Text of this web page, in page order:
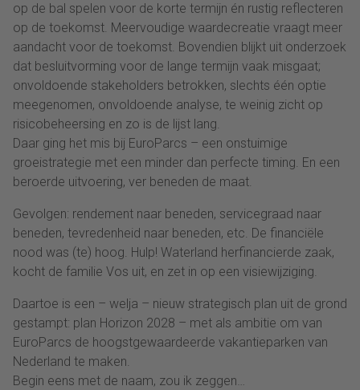
op de bal spelen voor de korte termijn én rustig reflecteren
op de toekomst. Meervoudige waardecreatie vraagt meer
aandacht voor de toekomst. Bovendien blijkt uit onderzoek
dat besluitvorming voor de lange termijn vaak misgaat;
onvoldoende stakeholders betrokken, slechts één optie
meegenomen, onvoldoende analyse, te weinig zicht op
risicobeheersing en zo is de lijst lang.
Daar ging het mis bij EuroParcs – een onstuimige
groeistrategie met een minder dan perfecte timing. En een
beroerde uitvoering, ver beneden de maat.
Gevolgen: rendement naar beneden, servicegraad naar
beneden, tevredenheid naar beneden, etc. De financiële
nood was (te) hoog. Hulp! Waterland herfinancierde zaak,
kocht de familie Vos uit, en zet in op een visiewijziging.
Daartoe is een – welja – nieuw strategisch plan uit de grond
gestampt: plan Horizon 2028 – met als ambitie om van
EuroParcs de hoogstgewaardeerde vakantieparken van
Nederland te maken.
Begin eens met de naam, zou ik zeggen…